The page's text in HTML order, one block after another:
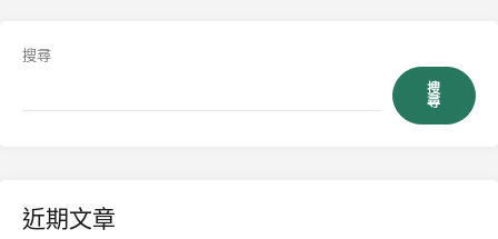
搜尋
搜
尋
近期文章